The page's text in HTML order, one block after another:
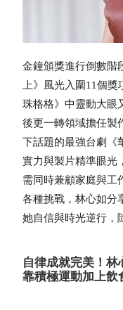
金鐘頒獎進行倒數階
上》風光入圍11個獎
珠格格》中靈動大眼
後更一轉領域擔任製
下話題的最強台劇《
實力與製片精準眼光
需同時兼顧家庭與工
各種挑戰，林心如分
她自信與時光逆行，
自律成就完美！林
靠積極運動加上飲